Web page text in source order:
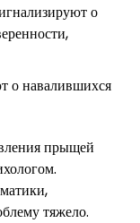
о
о навалившихся
прыщей
тяжело.